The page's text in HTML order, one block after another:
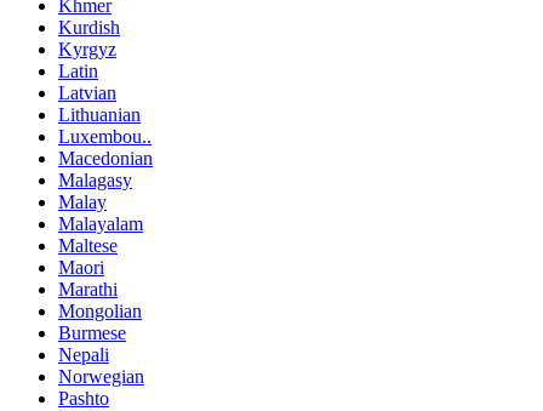
Khmer
Kurdish
Kyrgyz
Latin
Latvian
Lithuanian
Luxembou..
Macedonian
Malagasy
Malay
Malayalam
Maltese
Maori
Marathi
Mongolian
Burmese
Nepali
Norwegian
Pashto